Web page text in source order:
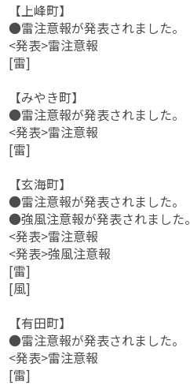
【上峰町】
●雷注意報が発表されました。
<発表>雷注意報
[雷]
【みやき町】
●雷注意報が発表されました。
<発表>雷注意報
[雷]
【玄海町】
●雷注意報が発表されました。
●強風注意報が発表されました。
<発表>雷注意報
<発表>強風注意報
[雷]
[風]
【有田町】
●雷注意報が発表されました。
<発表>雷注意報
[雷]